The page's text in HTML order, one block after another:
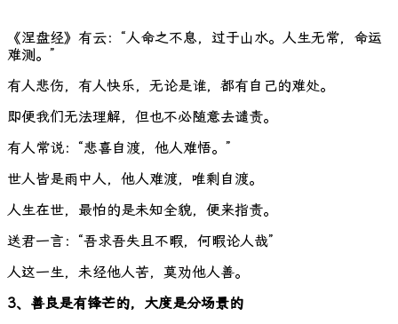
《涅盘经》有云：“人命之不息，过于山水。人生无常，命运
难测。”
有人悲伤，有人快乐，无论是谁，都有自己的难处。
即便我们无法理解，但也不必随意去谴责。
有人常说：“悲喜自渡，他人难悟。”
世人皆是雨中人，他人难渡，唯剩自渡。
人生在世，最怕的是未知全貌，便来指责。
送君一言：“吾求吾失且不暇，何暇论人哉”
人这一生，未经他人苦，莫劝他人善。
3、善良是有锋芒的，大度是分场景的